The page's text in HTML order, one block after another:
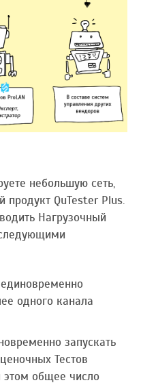
небольшую сеть,
продукт QuTester Plus.
Нагрузочный
одного канала
запускать
Тестов
этом общее число